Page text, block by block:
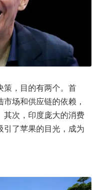
策，目的有两个。首
场和供应链的依赖，
其次，印度庞大的消费
了苹果的目光，成为